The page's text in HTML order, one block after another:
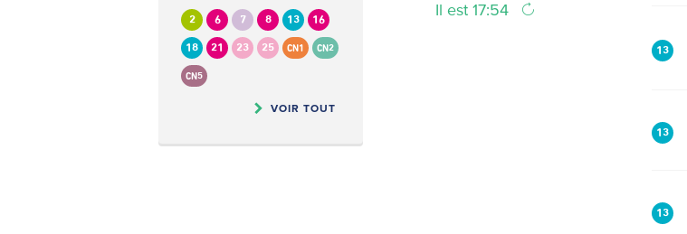
2 6 7 8 13 16
18 21 23 25 CN1 CN2
CN5
VOIR TOUT
Il est 17:54
13
13
13